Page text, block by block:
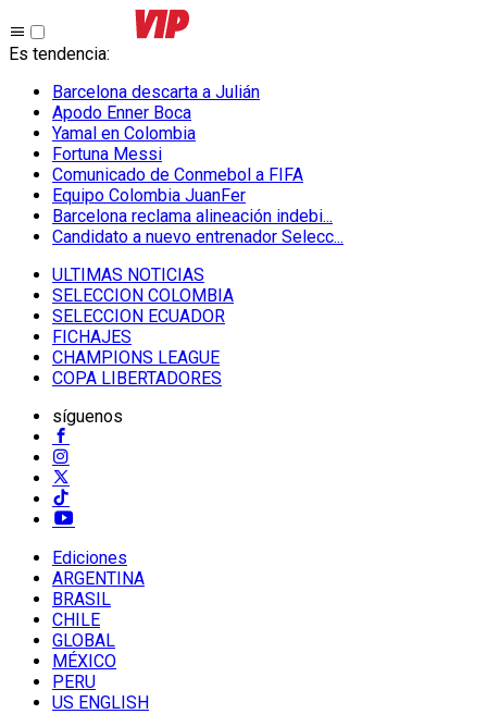
Es tendencia:
Barcelona descarta a Julián
Apodo Enner Boca
Yamal en Colombia
Fortuna Messi
Comunicado de Conmebol a FIFA
Equipo Colombia JuanFer
Barcelona reclama alineación indebi...
Candidato a nuevo entrenador Selecc...
ULTIMAS NOTICIAS
SELECCION COLOMBIA
SELECCION ECUADOR
FICHAJES
CHAMPIONS LEAGUE
COPA LIBERTADORES
síguenos
Ediciones
ARGENTINA
BRASIL
CHILE
GLOBAL
MÉXICO
PERU
US ENGLISH